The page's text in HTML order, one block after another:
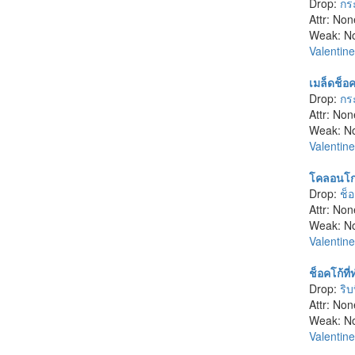
Drop: ก
Attr:
Weak:
เมล็ดช็อ
Drop: ก
Attr:
Weak:
โคลอนโ
Drop: ช็
Attr:
Weak:
ช็อคโก้ที่
Drop: ริ
Attr:
Weak: